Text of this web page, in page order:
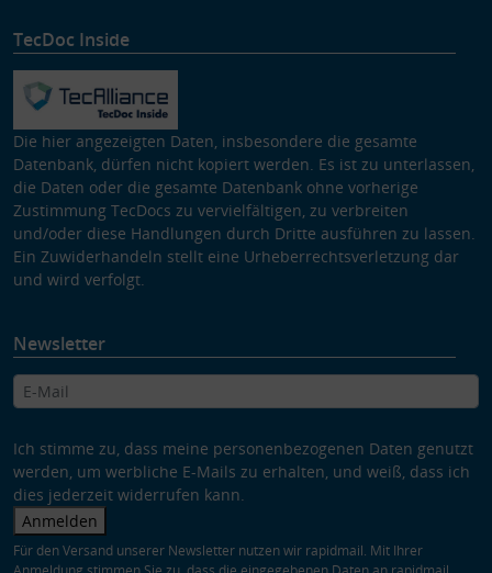
TecDoc Inside
Die hier angezeigten Daten, insbesondere die gesamte
Datenbank, dürfen nicht kopiert werden. Es ist zu unterlassen,
die Daten oder die gesamte Datenbank ohne vorherige
Zustimmung TecDocs zu vervielfältigen, zu verbreiten
und/oder diese Handlungen durch Dritte ausführen zu lassen.
Ein Zuwiderhandeln stellt eine Urheberrechtsverletzung dar
und wird verfolgt.
Newsletter
Ich stimme zu, dass meine personenbezogenen Daten genutzt
werden, um werbliche E-Mails zu erhalten, und weiß, dass ich
dies jederzeit widerrufen kann.
Anmelden
Für den Versand unserer Newsletter nutzen wir rapidmail. Mit Ihrer